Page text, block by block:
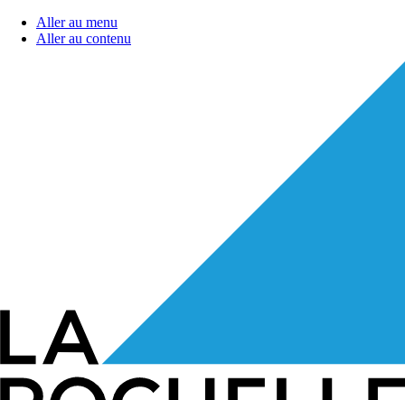
Aller au menu
Aller au contenu